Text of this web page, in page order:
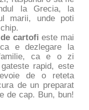
la Grecia, la
marii, unde poti
cartofi este mai
e dezlegare la
ca e o zi
rapid, este
de o reteta
de un preparat
de cap. Bun, bun!